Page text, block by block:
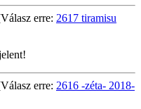
erre: 2617 tiramisu
erre: 2616 -zéta- 2018-